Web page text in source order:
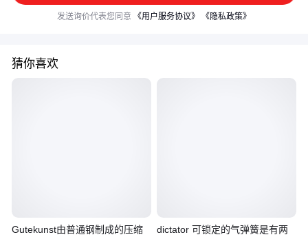
发送询价代表您同意 《用户服务协议》 《隐私政策》
猜你喜欢
Gutekunst由普通钢制成的压缩
dictator 可锁定的气弹簧是有两